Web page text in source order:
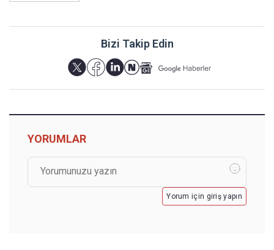
Bizi Takip Edin
YORUMLAR
Yorum için giriş yapın